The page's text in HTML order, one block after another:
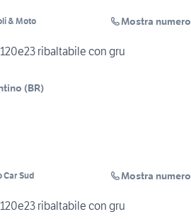
& Moto Mostra numero
ribaltabile con gru
(BR)
Car Sud Mostra numero
ribaltabile con gru